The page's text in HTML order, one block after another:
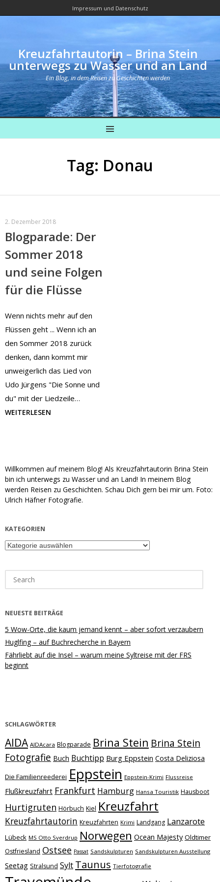
Impressum und Datenschutz
Kreuzfahrtautorin – Brina Stein
unterwegs zu Wasser und an Land
Ein Blog, in dem Reisen zu Geschichten werden
MENU
Tag: Donau
2. Dezember 2018
Blogparade: Der
Sommer 2018
und seine Folgen
für die Flüsse
Wenn nichts mehr auf den
Flüssen geht ... Wenn ich an
den Sommer 2018 zurück
denken, dann kommt mir
unweigerlich das Lied von
Udo Jürgens "Die Sonne und
du" mit der Liedzeile…
WEITERLESEN
Willkommen auf meinem Blog! Als Kreuzfahrtautorin Brina Stein
bin ich unterwegs zu Wasser und an Land! In meinem Blog
werden Reisen zu Geschichten. Schau Dich gern bei mir um. Foto:
Ulrich Häfner Fotografie.
KATEGORIEN
Kategorien
for:
NEUESTE BEITRÄGE
5 Wow-Orte, die kaum jemand kennt – aber sofort verzaubern
Huglfing – auf Buchrecherche in Bayern
Fährliebt auf die Insel – warum meine Syltreise mit der FRS
beginnt
SCHLAGWÖRTER
AIDA AIDAcara Blogparade Brina Stein Brina Stein
Fotografie Buch Buchtipp Burg Eppstein Costa Deliziosa
Die Familienreederei Eppstein Eppstein-Krimi Flussreise
Flußkreuzfahrt Frankfurt Hamburg Hansa Touristik Hausboot
Hurtigruten Hörbuch Kiel Kreuzfahrt
Kreuzfahrtautorin Kreuzfahrten Krimi Landgang Lanzarote
Lübeck MS Otto Sverdrup Norwegen Ocean Majesty Oldtimer
Ostfriesland Ostsee Passat Sandskulpturen Sandskulpturen Ausstellung
Seetag Stralsund Sylt Taunus Tierfotografie